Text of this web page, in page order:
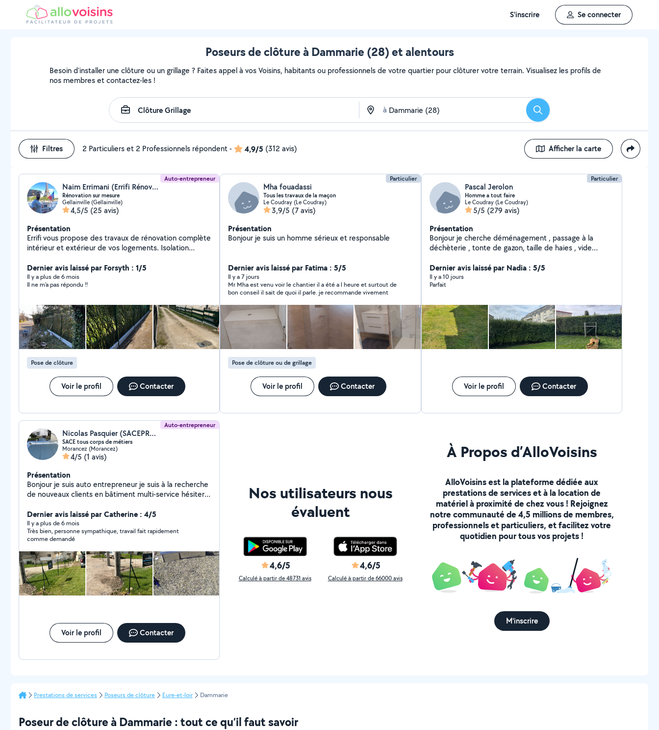
S'inscrire Se connecter
Poseurs de clôture à Dammarie (28) et alentours
Besoin d'installer une clôture ou un grillage ? Faites appel à vos Voisins, habitants ou professionnels de votre quartier pour clôturer votre terrain. Visualisez les profils de
nos membres et contactez-les !
à Rechercher
Filtres 2 Particuliers et 2 Professionnels répondent- 4,9/5 (312 avis) Afficher la carte
Auto-entrepreneur
Naim Errimani (Errifi Rénovation)
Rénovation sur mesure
Gellainville (Gellainville)
4,5/5 (25 avis)
Présentation
Errifi vous propose des travaux de rénovation complète
intérieur et extérieur de vos logements. Isolation
de plaque de plâtre Création de mezzanine
Aménagement intérieur et extérieur Travaux de finition
Peinture Parquet et revêtement de sol Bardage sur
votre devis gratuit
Dernier avis laissé par Forsyth : 1/5
Il y a plus de 6 mois
Il ne m'a pas répondu !!
Pose de clôture
Voir le profil Contacter
Particulier
Mha fouadassi
Tous les travaux de la maçon
Le Coudray (Le Coudray)
3,9/5 (7 avis)
Présentation
Bonjour je suis un homme sérieux et responsable
Dernier avis laissé par Fatima : 5/5
Il y a 7 jours
Mr Mha est venu voir le chantier il a été a l heure et surtout de
bon conseil il sait de quoi il parle. je recommande vivement
Pose de clôture ou de grillage
Voir le profil Contacter
Particulier
Pascal Jerolon
Homme a tout faire
Le Coudray (Le Coudray)
5/5 (279 avis)
Présentation
Bonjour je cherche déménagement , passage à la
déchèterie , tonte de gazon, taille de haies , vide
Dernier avis laissé par Nadia : 5/5
Il y a 10 jours
Parfait
Voir le profil Contacter
Auto-entrepreneur
Nicolas Pasquier (SACEPRO28)
SACE tous corps de métiers
Morancez (Morancez)
4/5 (1 avis)
Présentation
Bonjour je suis auto entrepreneur je suis à la recherche
de nouveaux clients en bâtiment multi-service hésiter
cordialement
Dernier avis laissé par Catherine : 4/5
Il y a plus de 6 mois
Très bien, personne sympathique, travail fait rapidement
comme demandé
Voir le profil Contacter
Nos utilisateurs nous
évaluent
4,6/5
Calculé à partir de 48731 avis
4,6/5
Calculé à partir de 66000 avis
À Propos d’AlloVoisins
AlloVoisins est la plateforme dédiée aux
prestations de services et à la location de
matériel à proximité de chez vous ! Rejoignez
notre communauté de 4,5 millions de membres,
professionnels et particuliers, et facilitez votre
quotidien pour tous vos projets !
M'inscrire
Prestations de services Poseurs de clôture Eure-et-loir Dammarie
Poseur de clôture à Dammarie : tout ce qu’il faut savoir